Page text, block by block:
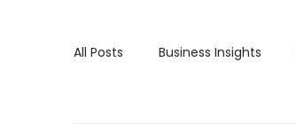
All Posts Business Insights